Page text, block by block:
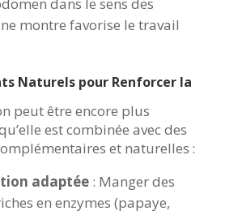
dans le sens des
montre favorise le travail
Naturels pour Renforcer la
peut être encore plus
est combinée avec des
et naturelles :
adaptée: Manger des
en enzymes (papaye,